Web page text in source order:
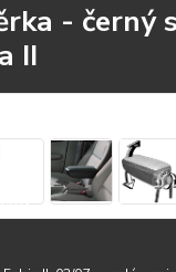
- černý
II